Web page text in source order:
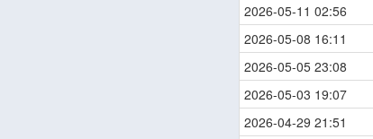
2026-05-11 02:56
2026-05-08 16:11
2026-05-05 23:08
2026-05-03 19:07
2026-04-29 21:51